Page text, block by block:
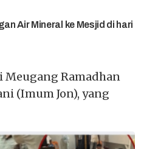
Air Mineral ke Mesjid di hari
Meugang Ramadhan
(Imum Jon), yang